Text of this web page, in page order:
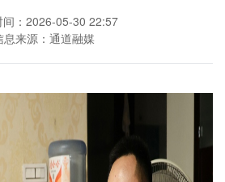
间：2026-05-30 22:57
息来源：通道融媒